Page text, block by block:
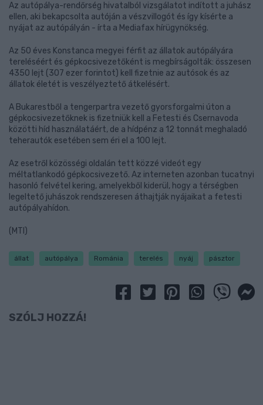
Az autópálya-rendőrség hivatalból vizsgálatot indított a juhász
ellen, aki bekapcsolta autóján a vészvillogót és így kísérte a
nyájat az autópályán - írta a Mediafax hírügynökség.
Az 50 éves Konstanca megyei férfit az állatok autópályára
tereléséért és gépkocsivezetőként is megbírságolták: összesen
4350 lejt (307 ezer forintot) kell fizetnie az autósok és az
állatok életét is veszélyeztető átkelésért.
A Bukarestből a tengerpartra vezető gyorsforgalmi úton a
gépkocsivezetőknek is fizetniük kell a Fetesti és Csernavoda
közötti híd használatáért, de a hídpénz a 12 tonnát meghaladó
teherautók esetében sem éri el a 100 lejt.
Az esetről közösségi oldalán tett közzé videót egy
méltatlankodó gépkocsivezető. Az interneten azonban tucatnyi
hasonló felvétel kering, amelyekből kiderül, hogy a térségben
legeltető juhászok rendszeresen áthajtják nyájaikat a fetesti
autópályahídon.
(MTI)
állat autópálya Románia terelés nyáj pásztor
SZÓLJ HOZZÁ!